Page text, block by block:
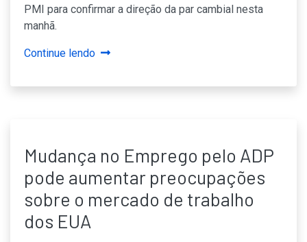
PMI para confirmar a direção da par cambial nesta
manhã.
Continue lendo
Mudança no Emprego pelo ADP
pode aumentar preocupações
sobre o mercado de trabalho
dos EUA